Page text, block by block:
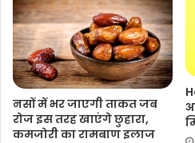
नसों में भर जाएगी ताकत जब
रोज इस तरह खाएंगे छुहारा,
कमजोरी का रामबाण इलाज